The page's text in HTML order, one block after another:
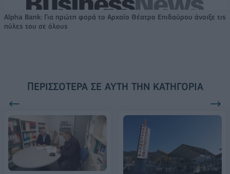
Alpha Bank: Για πρώτη φορά το Αρχαίο Θέατρο Επιδαύρου άνοιξε τις
πύλες του σε όλους
ΠΕΡΙΣΣΌΤΕΡΑ ΣΕ ΑΥΤΉ ΤΗΝ ΚΑΤΗΓΟΡΊΑ